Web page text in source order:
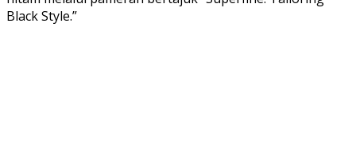
Black Style.”